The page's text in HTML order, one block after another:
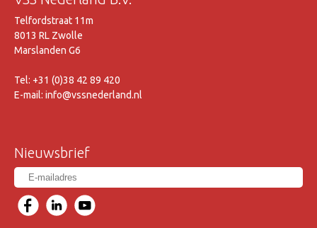
Telfordstraat 11m
8013 RL Zwolle
Marslanden G6
Tel: +31 (0)38 42 89 420
E-mail: info@vssnederland.nl
Nieuwsbrief